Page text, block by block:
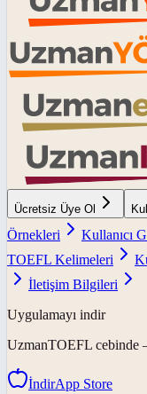
Ücretsiz Üye Ol
Örnekleri
Kullanıcı
TOEFL Kelimeleri
İletişim Bilgileri
Uygulamayı indir
UzmanTOEFL cebinde
İndirApp Store